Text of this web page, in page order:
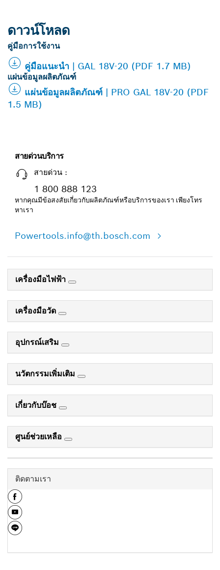
ดาวน์โหลด
คู่มือการใช้งาน
คู่มือแนะนำ | GAL 18V-20 (PDF 1.7 MB)
แผ่นข้อมูลผลิตภัณฑ์
แผ่นข้อมูลผลิตภัณฑ์ | PRO GAL 18V-20 (PDF
1.5 MB)
สายด่วนบริการ
สายด่วน :
1 800 888 123
หากคุณมีข้อสงสัยเกี่ยวกับผลิตภัณฑ์หรือบริการของเรา เพียงโทร
หาเรา
Powertools.info@th.bosch.com
เครื่องมือไฟฟ้า
เครื่องมือวัด
อุปกรณ์เสริม
นวัตกรรมเพิ่มเติม
เกี่ยวกับบ๊อช
ศูนย์ช่วยเหลือ
ติดตามเรา